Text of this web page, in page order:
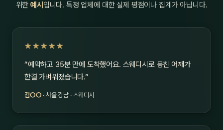
위한예시 입니다. 특정 업체에 대한 실제 평점이나 집계가 아닙니다.
★★★★★
“예약하고 35분 만에 도착했어요. 스웨디시로 뭉친 어깨가
한결 가벼워졌습니다.”
김○○ · 서울 강남 · 스웨디시